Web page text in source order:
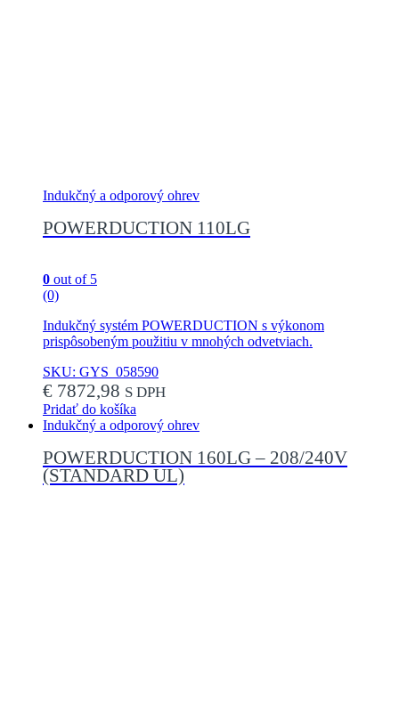
Indukčný a odporový ohrev
POWERDUCTION 110LG
0 out of 5
(0)
Indukčný systém POWERDUCTION s výkonom
prispôsobeným použitiu v mnohých odvetviach.
SKU: GYS_058590
€ 7872,98 S DPH
Pridať do košíka
Indukčný a odporový ohrev
POWERDUCTION 160LG – 208/240V
(STANDARD UL)